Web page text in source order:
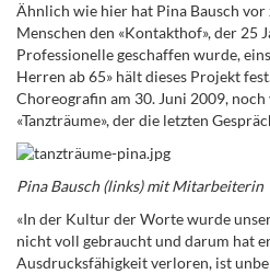
Ähnlich wie hier hat Pina Bausch vor
Menschen den «Kontakthof», der 25
Professionelle geschaffen wurde,
Herren ab 65» hält dieses Projekt
Choreografin am 30. Juni 2009,
«Tanzträume», der die letzten
Pina Bausch (links) mit Mitarbeiterin
«In der Kultur der Worte wurde
nicht voll gebraucht und darum hat
Ausdrucksfähigkeit verloren, ist